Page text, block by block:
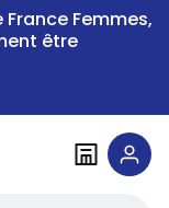
France Femmes,
être